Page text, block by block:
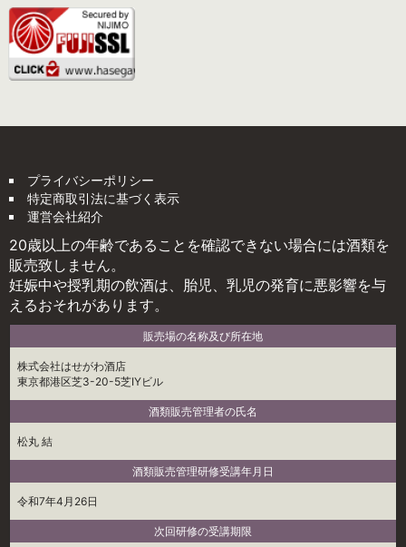
プライバシーポリシー
特定商取引法に基づく表示
運営会社紹介
20歳以上の年齢であることを確認できない場合には酒類を
販売致しません。
妊娠中や授乳期の飲酒は、胎児、乳児の発育に悪影響を与
えるおそれがあります。
販売場の名称及び所在地
株式会社はせがわ酒店
東京都港区芝3-20-5芝IYビル
酒類販売管理者の氏名
松丸 結
酒類販売管理研修受講年月日
令和7年4月26日
次回研修の受講期限